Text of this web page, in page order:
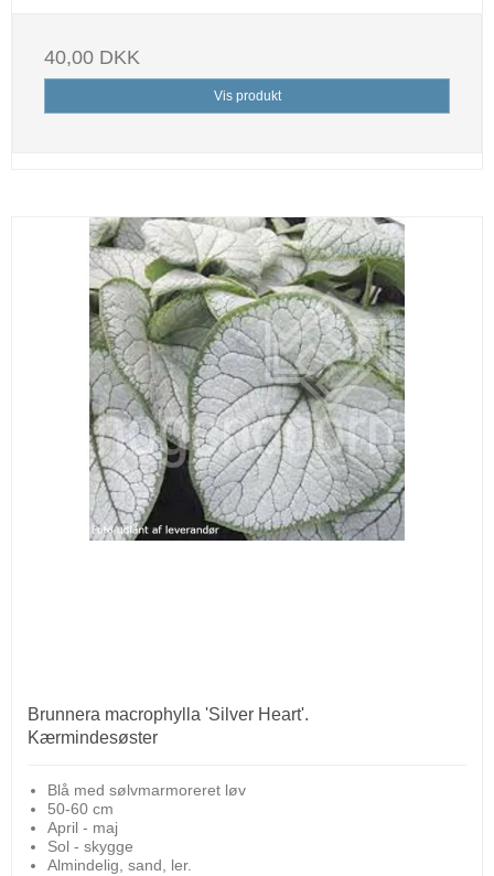
40,00 DKK
Vis produkt
Brunnera macrophylla 'Silver Heart'.
Kærmindesøster
Blå med sølvmarmoreret løv
50-60 cm
April - maj
Sol - skygge
Almindelig, sand, ler.